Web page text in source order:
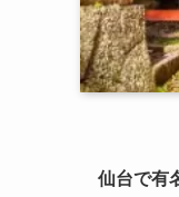
仙台で有